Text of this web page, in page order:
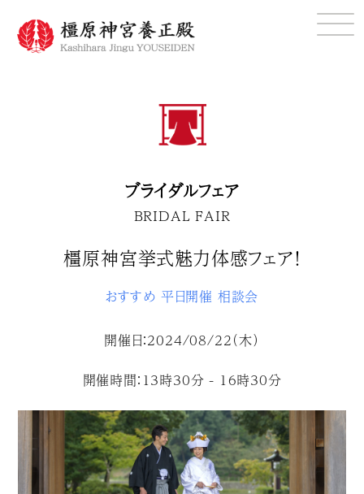
ブライダルフェア
BRIDAL FAIR
橿原神宮挙式魅力体感フェア！
おすすめ 平日開催 相談会
開催日：2024/08/22（木）
開催時間：13時30分 - 16時30分